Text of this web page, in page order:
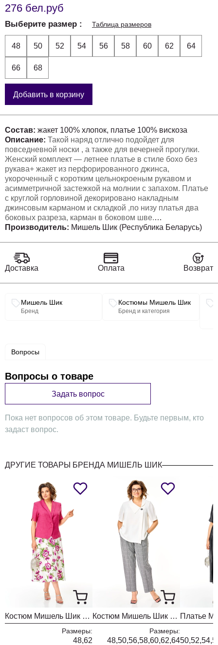
276 бел.руб
Выберите размер Таблица размеров
48 50 52 54 56 58 60 62 64
66 68
Добавить в корзину
Состав: жакет 100% хлопок, платье 100% вискоза
Описание: Такой наряд отлично подойдет для
повседневной носки , а также для вечерней прогулки.
Женский комплект — летнее платье в стиле бохо без
рукава+ жакет из перфорированного джинса,
укороченный с коротким цельнокроеным рукавом и
асимметричной застежкой на молнии с запахом. Платье
с круглой горловиной декорировано накладным
джинсовым карманом и складкой ,по низу платья два
боковых разреза, карман в боковом шве.
Длина платья по спинке 120см .
Производитель: Мишель Шик (Республика Беларусь)
Доставка Оплата Возврат
Связанные разделы каталога
Мишель Шик
Бренд
Костюмы Мишель Шик
Бренд и категория
Вопросы
Вопросы о товаре
Задать вопрос
Пока нет вопросов об этом товаре. Будьте первым, кто
задаст вопрос.
ДРУГИЕ ТОВАРЫ БРЕНДА МИШЕЛЬ ШИК
Костюм Мишель Шик 1459 малина + цветы
Размеры:
48,62
Костюм Мишель Шик 1454 белый + гленчек
Размеры:
48,50,56,58,60,62,64